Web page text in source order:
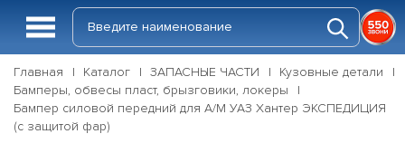
Главная Каталог ЗАПАСНЫЕ ЧАСТИ
Кузовные детали
Бамперы, обвесы пласт, брызговики, локеры
Бампер силовой передний для А/М УАЗ Хантер ЭКСПЕДИЦИЯ
(с защитой фар)